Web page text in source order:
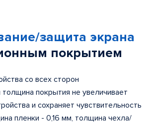
защита экрана
покрытием
со всех сторон
покрытия не увеличивает
и сохраняет чувствительность
пленки - 0,16 мм, толщина чехла/